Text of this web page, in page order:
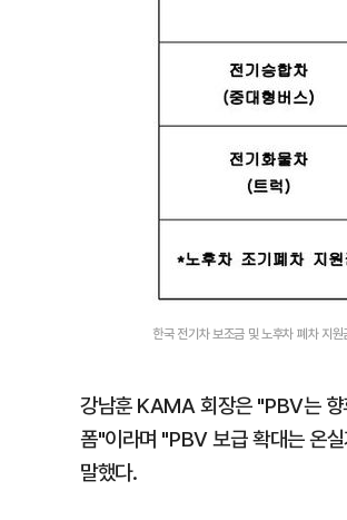
한국 전기차 보조금 및 노후차 폐차 지
강남훈 KAMA 회장은 "PBV는 향
폼"이라며 "PBV 보급 확대는 온
말했다.